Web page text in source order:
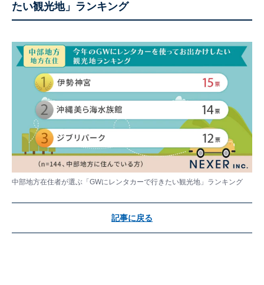
たい観光地」ランキング
中部地方在住者が選ぶ「GWにレンタカーで行きたい観光地」ランキング
記事に戻る